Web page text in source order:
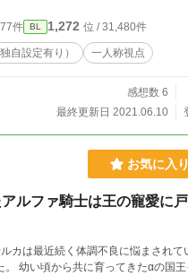
公言していた。 皇貴との出会いが、少し
出す……？ 4/20 本編開始。 『至高のオメ
界の話です。 （『至高の〜』完結
件 BL 1,272 位 / 31,480件
自設定有り） 一人称視点
感想数 6
最終更新日 2021.06.10
お気に入
ルファ騎士は王の寵愛に
カは最近続く体調不良に悩まされて
。 幼い頃から共に育ってきたαの国